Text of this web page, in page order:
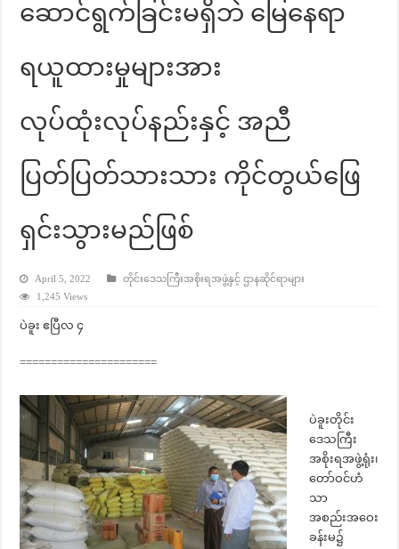
ဆောင်ရွက်ခြင်းမရှိဘဲ မြေနေရာ
ရယူထားမှုများအား
လုပ်ထုံးလုပ်နည်းနှင့် အညီ
ပြတ်ပြတ်သားသား ကိုင်တွယ်ဖြေ
ရှင်းသွားမည်ဖြစ်
April 5, 2022
တိုင်းဒေသကြီးအစိုးရအဖွဲ့နှင့် ဌာနဆိုင်ရာများ
1,245 Views
ပဲခူး ဧပြီလ ၄
======================
ပဲခူးတိုင်း
ဒေသကြီး
အစိုးရအဖွဲ့ရုံး၊
တော်ဝင်ဟံ
သာ
အစည်းအဝေး
ခန်းမ၌